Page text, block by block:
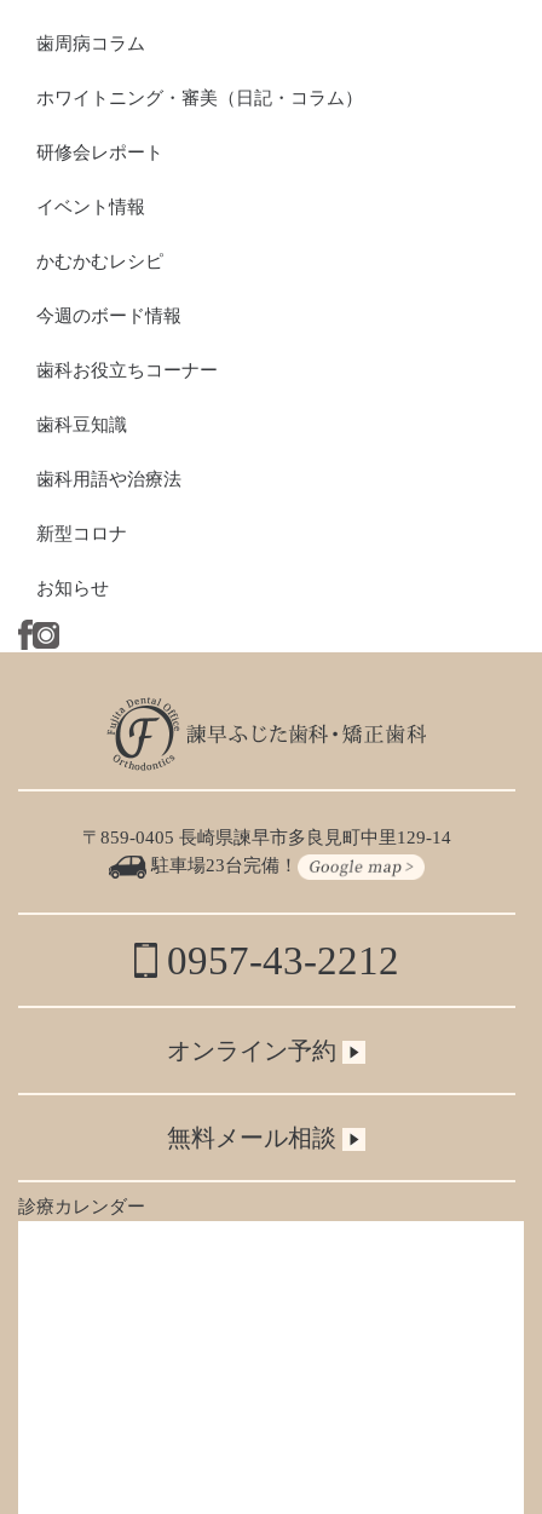
歯周病コラム
ホワイトニング・審美（日記・コラム）
研修会レポート
イベント情報
かむかむレシピ
今週のボード情報
歯科お役立ちコーナー
歯科豆知識
歯科用語や治療法
新型コロナ
お知らせ
〒859-0405 長崎県諫早市多良見町中里129-14
駐車場23台完備！
0957-43-2212
オンライン予約
無料メール相談
診療カレンダー